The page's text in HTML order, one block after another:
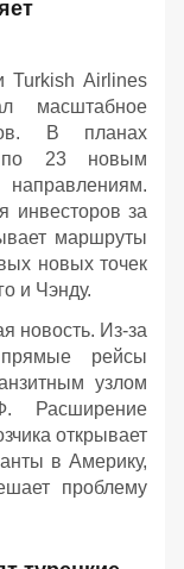
Turkish Airlines
масштабное
В планах
по 23 новым
инвесторов за
маршруты
новых точек
и Чэнду.
новость. Из-за
рейсы
узлом
Расширение
открывает
в Америку,
проблему